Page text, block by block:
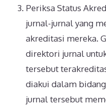
Periksa Status
jurnal-jurnal yang
akreditasi mereka.
direktori jurnal
tersebut
diakui dalam
jurnal tersebut